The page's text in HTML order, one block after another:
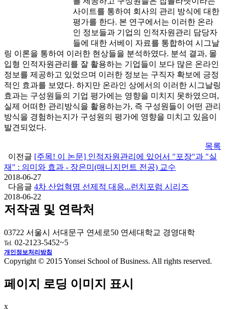
사이트를 통하여 회사의 관리 방식에 대한
평가를 한다. 본 연구에서는 이러한 온라
인 정보들과 기업의 인적자원관리 담당자
들에 대한 서베이 자료를 통합하여 시그날
링 이론을 통하여 이러한 현상들을 분석하였다. 분석 결과, 몰
입형 인적자원관리를 잘 활용하는 기업들이 보다 많은 온라인
정보를 제공하고 있었으며 이러한 정보는 구직자 확보에 긍정
적인 효과를 보였다. 하지만 온라인 상에서의 이러한 시그날링
효과는 구성원들의 기업 평가에는 영향을 미치지 못하였으며,
실제 어떠한 관리방식을 활용하는가, 즉 구성원들이 어떤 관리
방식을 경험하는지가 구성원의 평가에 영향을 미치고 있음이
발견되었다.
목록
이전글 [주목! 이 논문] 인적자원관리에 있어서 "포장"과 "실
재" : 의미와 효과 - 장은미(매니지먼트 전공) 교수
2018-06-27
다음글 4차 산업혁명 선제적 대응...런치포럼 시리즈
2018-06-22
저작권 및 연락처
03722 서울시 서대문구 연세로50 연세대학교 경영대학
Tel. 02-2123-5452~5
개인정보처리방침
Copyright © 2015 Yonsei School of Business. All rights reserved.
페이지 로딩 이미지 표시
x